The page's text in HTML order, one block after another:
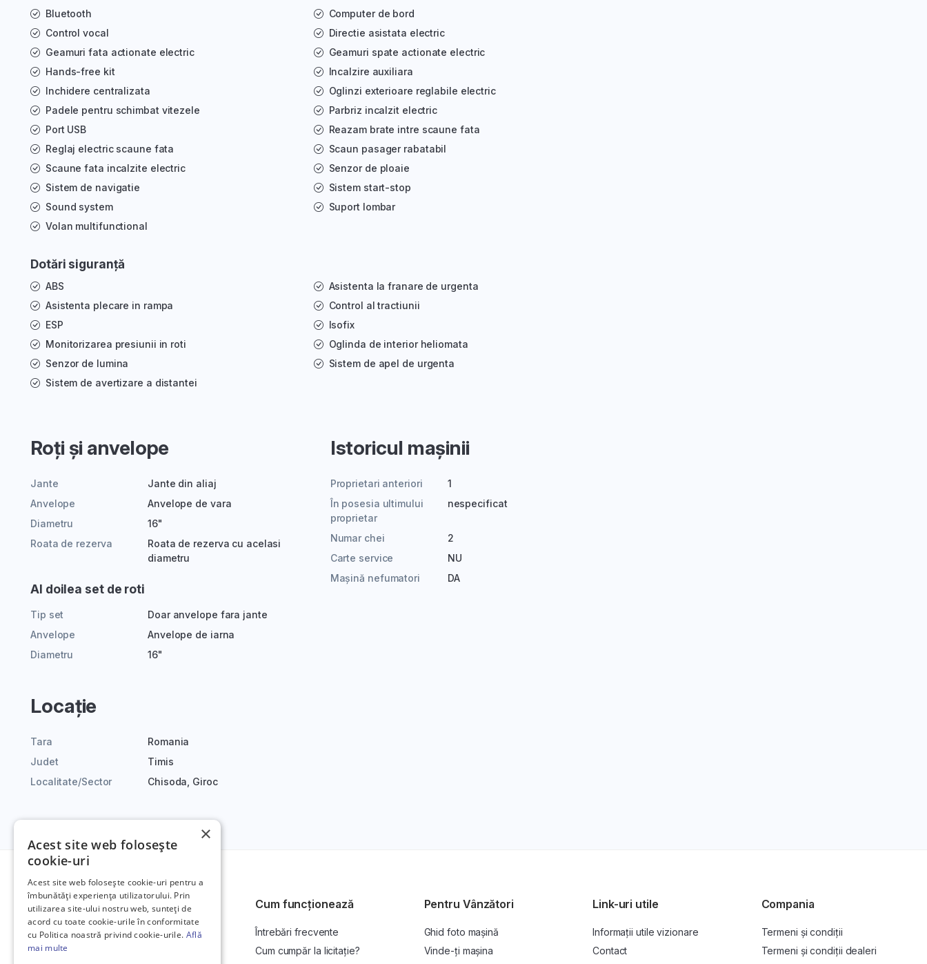
Bluetooth
Computer de bord
Control vocal
Directie asistata electric
Geamuri fata actionate electric
Geamuri spate actionate electric
Hands-free kit
Incalzire auxiliara
Inchidere centralizata
Oglinzi exterioare reglabile electric
Padele pentru schimbat vitezele
Parbriz incalzit electric
Port USB
Reazam brate intre scaune fata
Reglaj electric scaune fata
Scaun pasager rabatabil
Scaune fata incalzite electric
Senzor de ploaie
Sistem de navigatie
Sistem start-stop
Sound system
Suport lombar
Volan multifunctional
Dotări siguranță
ABS
Asistenta la franare de urgenta
Asistenta plecare in rampa
Control al tractiunii
ESP
Isofix
Monitorizarea presiunii in roti
Oglinda de interior heliomata
Senzor de lumina
Sistem de apel de urgenta
Sistem de avertizare a distantei
Roți și anvelope
Jante
Jante din aliaj
Anvelope
Anvelope de vara
Diametru
16"
Roata de rezerva
Roata de rezerva cu acelasi
diametru
Al doilea set de roti
Tip set
Doar anvelope fara jante
Anvelope
Anvelope de iarna
Diametru
16"
Istoricul mașinii
Proprietari anteriori
1
În posesia ultimului
proprietar
nespecificat
Numar chei
2
Carte service
NU
Mașină nefumatori
DA
Locație
Tara
Romania
Judet
Timis
Localitate/Sector
Chisoda, Giroc
Platformă de anunțuri auto și licitații
auto online.
Cum funcționează
Întrebări frecvente
Cum cumpăr la licitație?
Pentru Vânzători
Ghid foto mașină
Vinde-ți mașina
Link-uri utile
Informații utile vizionare
Contact
Compania
Termeni și condiții
Termeni și condiții dealeri
×
Acest site web folosește
cookie-uri
Acest site web folosește cookie-uri pentru a
îmbunătăți experiența utilizatorului. Prin
utilizarea site-ului nostru web, sunteți de
acord cu toate cookie-urile în conformitate
cu Politica noastră privind cookie-urile. Află
mai multe